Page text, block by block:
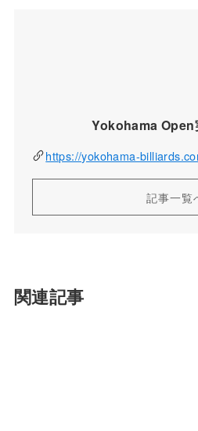
Yokohama Open
https://yokohama-
記事一覧
関連記事